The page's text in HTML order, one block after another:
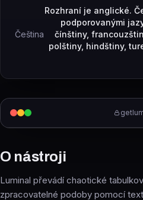
O nástroji
Luminal převádí chaotické
zpracovatelné podoby pomocí
Čeština
Rozhraní je anglické.
podporovanými
čínštiny,
polštiny, hindštiny,